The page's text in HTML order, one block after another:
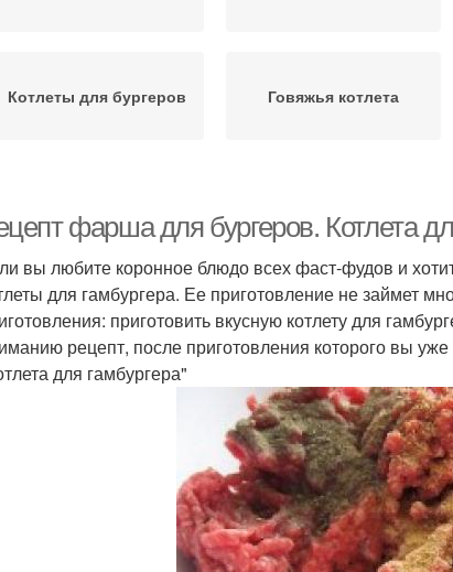
Котлеты для бургеров Говяжья котлета
фарша для бургеров. Котлета
вы любите коронное блюдо всех фаст-фудов и
для гамбургера. Ее приготовление не займет
приготовить вкусную котлету для
рецепт, после приготовления которого вы
для гамбургера"